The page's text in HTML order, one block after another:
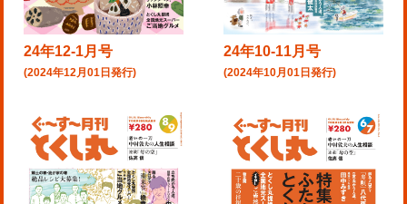
24年12-1月号
(2024年12月01日発行)
24年10-11月号
(2024年10月01日発行)